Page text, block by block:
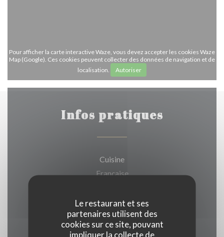
Le restaurant et ses
partenaires utilisent des
cookies sur ce site, pouvant
impliquer la collecte de
Pour afficher la carte interactive Waze, vous devez accepter les cookies Waze
Map (Google). Ces cookies peuvent collecter des données de navigation et de
localisation.
Autoriser
Infos pratiques
Cuisine
Française
Type de restaurant
Néo-bistrot